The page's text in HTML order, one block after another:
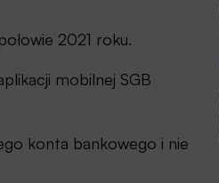
2021 roku.
mobilnej SGB
konta bankowego i nie